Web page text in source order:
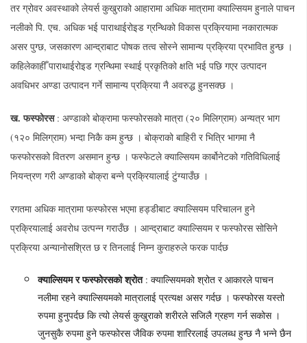
तर ग्रोवर अवस्थाको लेयर्स कुखुराको आहारामा अधिक मात्रामा क्याल्सियम हुनाले पाचन
नलीको पि. एच. अधिक भई पाराथाईरोइड ग्रन्थिको विकास प्रक्रियामा नकारात्मक
असर पुग्छ, जसकारण आन्द्राबाट पोषक तत्व सोस्ने सामान्य प्रक्रिया प्रभावित हुन्छ ।
कहिलेकाहीँ पाराथाईरोइड ग्रन्थिमा स्थाई प्रकृतिको क्षति भई पछि गएर उत्पादन
अवधिभर अण्डा उत्पादन गर्ने सामान्य प्रक्रिया नै अवरुद्ध हुनसक्छ ।
ख. फस्फोरस: अण्डाको बोक्रामा फस्फोरसको मात्रा (२० मिलिग्राम) अन्यत्र भाग
(१२० मिलिग्राम) भन्दा निकै कम हुन्छ । बोक्राको बाहिरी र भित्रि भागमा नै
फस्फोरसको वितरण असमान हुन्छ । फस्फेटले क्याल्सियम कार्बोनेटको गतिविधिलाई
नियन्त्रण गरी अण्डाको बोक्रा बन्ने प्रक्रियालाई टुंग्याउँछ ।
रगतमा अधिक मात्रामा फस्फोरस भएमा हड्डीबाट क्याल्सियम परिचालन हुने
प्रक्रियालाई अवरोध उत्पन्न गराउँछ । आन्द्राबाट क्याल्सियम र फस्फोरस सोसिने
प्रक्रिया अन्यानोसश्रित छ र तिनलाई निम्न कुराहरुले फरक पार्दछ
क्याल्सियमरफस्फोरसकोश्रोत: क्याल्सियमको श्रोत र आकारले पाचन
नलीमा रहने क्याल्सियमको मात्रालाई प्रत्यक्ष असर गर्दछ । फस्फोरस यस्तो
रुपमा हुनुपर्दछ कि त्यो लेयर्स कुखुराको शरीरले सजिलै ग्रहण गर्न सकोस ।
जुनसुकै रुपमा हुने फस्फोरस जैविक रुपमा शारिरलाई उपलब्ध हुन्छ नै भन्ने छैन